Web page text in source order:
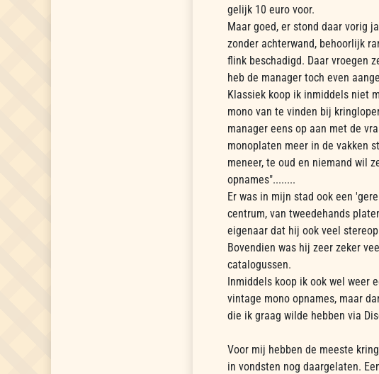
gelijk 10 euro voor.
Maar goed, er stond daar vorig
zonder achterwand, behoorlijk
flink beschadigd. Daar vroegen
heb de manager toch even
Klassiek koop ik inmiddels niet
mono van te vinden bij
manager eens op aan met de
monoplaten meer in de vakken
meneer, te oud en niemand wil
opnames"........
Er was in mijn stad ook een
centrum, van tweedehands
eigenaar dat hij ook veel
Bovendien was hij zeer zeker
catalogussen.
Inmiddels koop ik ook wel weer
vintage mono opnames, maar
die ik graag wilde hebben via
Voor mij hebben de meeste
in vondsten nog daargelaten.